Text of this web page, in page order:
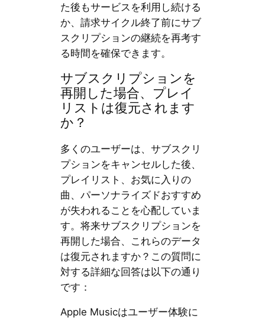
た後もサービスを利用し続ける
か、請求サイクル終了前にサブ
スクリプションの継続を再考す
る時間を確保できます。
サブスクリプションを
再開した場合、プレイ
リストは復元されます
か？
多くのユーザーは、サブスクリ
プションをキャンセルした後、
プレイリスト、お気に入りの
曲、パーソナライズドおすすめ
が失われることを心配していま
す。将来サブスクリプションを
再開した場合、これらのデータ
は復元されますか？この質問に
対する詳細な回答は以下の通り
です：
Apple Musicはユーザー体験に